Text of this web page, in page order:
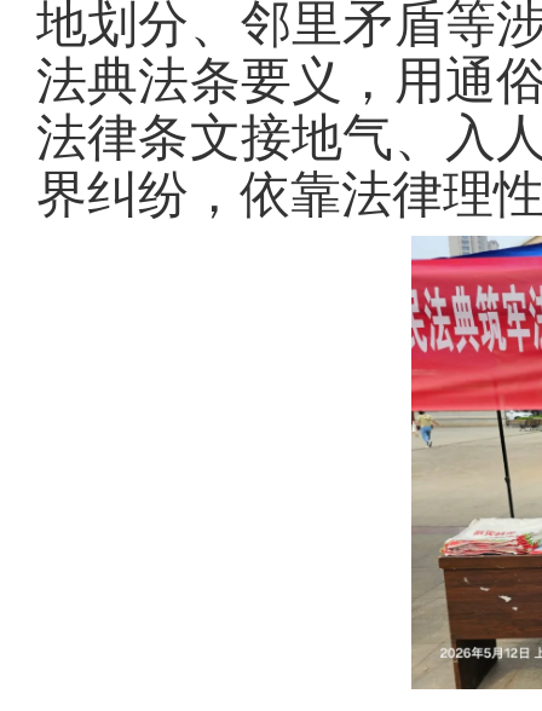
地划分、邻里矛盾等
法典法条要义，用通
法律条文接地气、入
界纠纷，依靠法律理